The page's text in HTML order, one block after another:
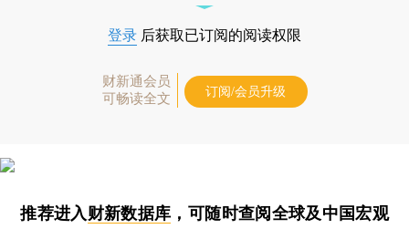
登录 后获取已订阅的阅读权限
财新通会员
可畅读全文
订阅/会员升级
推荐进入财新数据库 ，可随时查阅全球及中国宏观